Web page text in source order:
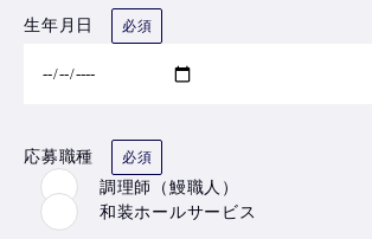
生年月日 必須
応募職種 必須
調理師（鰻職人）
和装ホールサービス